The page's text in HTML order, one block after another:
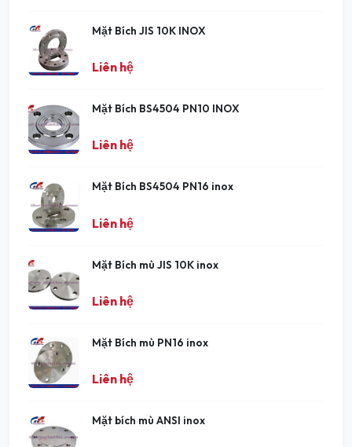
Mặt Bích JIS 10K INOX
Liên hệ
Mặt Bích BS4504 PN10 INOX
Liên hệ
Mặt Bích BS4504 PN16 inox
Liên hệ
Mặt Bích mù JIS 10K inox
Liên hệ
Mặt Bích mù PN16 inox
Liên hệ
Mặt bích mù ANSI inox